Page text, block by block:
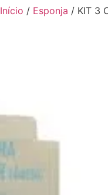
Início / Esponja / KIT 3